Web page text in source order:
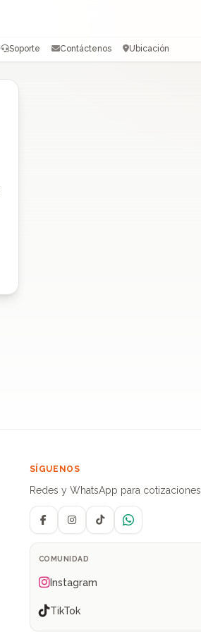
Soporte Contáctenos Ubicación
SÍGUENOS
Redes y WhatsApp para cotizaciones.
FacebookInstagramTikTokWhatsApp
COMUNIDAD
Instagram
TikTok